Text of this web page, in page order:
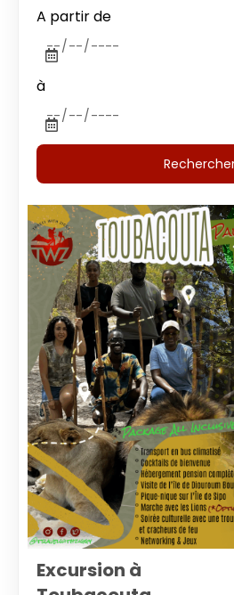
A partir de
à
Excursion à